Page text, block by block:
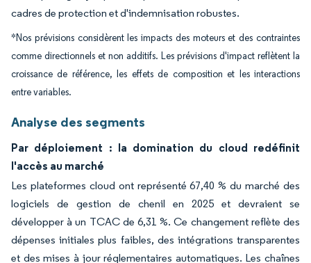
cadres de protection et d'indemnisation robustes.
*Nos prévisions considèrent les impacts des moteurs et des contraintes
comme directionnels et non additifs. Les prévisions d'impact reflètent la
croissance de référence, les effets de composition et les interactions
entre variables.
Analyse des segments
Par déploiement : la domination du cloud redéfinit
l'accès au marché
Les plateformes cloud ont représenté 67,40 % du marché des
logiciels de gestion de chenil en 2025 et devraient se
développer à un TCAC de 6,31 %. Ce changement reflète des
dépenses initiales plus faibles, des intégrations transparentes
et des mises à jour réglementaires automatiques. Les chaînes